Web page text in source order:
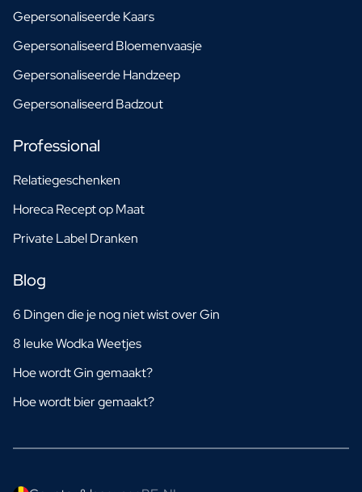
Gepersonaliseerde Kaars
Gepersonaliseerd Bloemenvaasje
Gepersonaliseerde Handzeep
Gepersonaliseerd Badzout
Professional
Relatiegeschenken
Horeca Recept op Maat
Private Label Dranken
Blog
6 Dingen die je nog niet wist over Gin
8 leuke Wodka Weetjes
Hoe wordt Gin gemaakt?
Hoe wordt bier gemaakt?